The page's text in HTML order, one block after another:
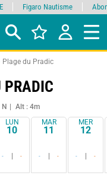
Plage du Pradic
PRADIC
Alt : 4m
LUN
10
- -
MAR
11
- -
MER
12
- -
Figaro Nautisme